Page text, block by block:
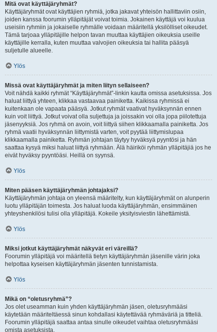
Mitä ovat käyttäjäryhmät?
Käyttäjäryhmät ovat käyttäjien ryhmiä, jotka jakavat yhteisön hallittaviin osiin,
joiden kanssa foorumin ylläpitäjät voivat toimia. Jokainen käyttäjä voi kuulua
useisiin ryhmiin ja jokaiselle ryhmälle voidaan määritellä yksilölliset oikeudet.
Tämä tarjoaa ylläpitäjille helpon tavan muuttaa käyttäjien oikeuksia useille
käyttäjille kerralla, kuten muuttaa valvojien oikeuksia tai hallita pääsyä
suljetulle alueelle.
Ylös
Missä ovat käyttäjäryhmät ja miten liityn sellaiseen?
Voit nähdä kaikki ryhmät “Käyttäjäryhmät”-linkin kautta omissa asetuksissa. Jos
haluat liittyä yhteen, klikkaa vastaavaa painiketta. Kaikissa ryhmissä ei
kuitenkaan ole vapaata pääsyä. Jotkut ryhmät vaativat hyväksynnän ennen
kuin voit liittyä. Jotkut voivat olla suljettuja ja joissakin voi olla jopa piilotettuja
jäsenyyksiä. Jos ryhmä on avoin, voit liittyä siihen klikkaamalla painiketta. Jos
ryhmä vaatii hyväksynnän liittymistä varten, voit pyytää liittymislupaa
klikkaamalla painiketta. Ryhmän johtajan täytyy hyväksyä pyyntösi ja hän
saattaa kysyä miksi haluat liittyä ryhmään. Älä häiriköi ryhmän ylläpitäjiä jos he
eivät hyväksy pyyntöäsi. Heillä on syynsä.
Ylös
Miten pääsen käyttäjäryhmän johtajaksi?
Käyttäjäryhmän johtaja on yleensä määritelty, kun käyttäjäryhmät on alunperin
luotu ylläpitäjän toimesta. Jos haluat luoda käyttäjäryhmän, ensimmäinen
yhteyshenkilösi tulisi olla ylläpitäjä. Kokeile yksityisviestin lähettämistä.
Ylös
Miksi jotkut käyttäjäryhmät näkyvät eri väreillä?
Foorumin ylläpitäjä voi määritellä tietyn käyttäjäryhmän jäsenille värin joka
helpottaa kyseisen käyttäjäryhmän jäsenten tunnistamista.
Ylös
Mikä on “oletusryhmä”?
Jos olet useamman kuin yhden käyttäjäryhmän jäsen, oletusryhmääsi
käytetään määriteltäessä sinun kohdallasi käytettävää ryhmäväriä ja titteliä.
Foorumin ylläpitäjä saattaa antaa sinulle oikeudet vaihtaa oletusryhmääsi
omista asetuksista.